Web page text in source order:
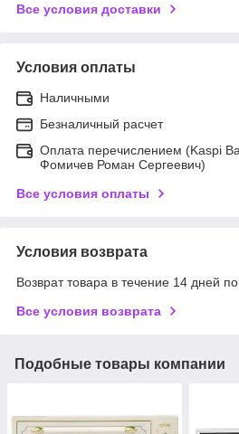
Все условия доставки
Условия оплаты
Наличными
Безналичный расчет
Оплата перечислением (Kaspi
Фомичев Роман Сергеевич)
Все условия оплаты
Условия возврата
Возврат товара в течение 14 дней
Все условия возврата
Подобные товары компании